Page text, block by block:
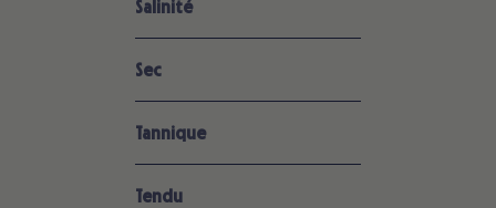
Salinité
Sec
Tannique
Tendu